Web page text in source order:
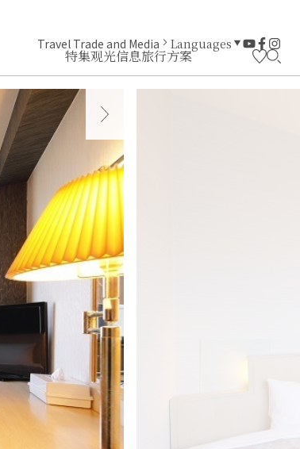
特集观光信息旅行方案
Travel Trade and Media Languages